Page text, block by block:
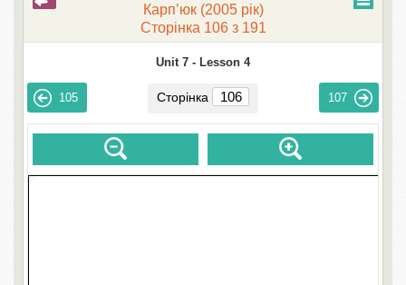
Карп’юк (2005 рік)
Сторінка 106 з 191
Unit 7 - Lesson 4
105 Сторінка 107